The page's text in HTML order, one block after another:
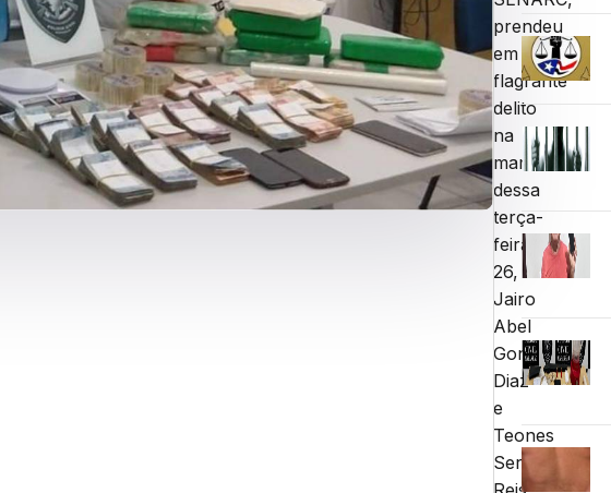
prendeu
em
flagrante
delito
na
manhã
dessa
terça-
feira,
26,
Jairo
Abel
Gonzalez
Diaz
e
Teones
Serrão